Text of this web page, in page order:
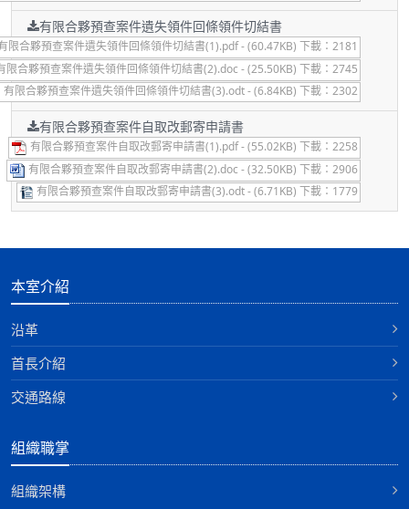
有限合夥預查案件遺失領件回條領件切結書
限合夥預查案件遺失領件回條領件切結書(1).pdf - (60.47KB) 下載：2181
限合夥預查案件遺失領件回條領件切結書(2).doc - (25.50KB) 下載：2745
有限合夥預查案件遺失領件回條領件切結書(3).odt - (6.84KB) 下載：2302
有限合夥預查案件自取改郵寄申請書
有限合夥預查案件自取改郵寄申請書(1).pdf - (55.02KB) 下載：2258
有限合夥預查案件自取改郵寄申請書(2).doc - (32.50KB) 下載：2906
有限合夥預查案件自取改郵寄申請書(3).odt - (6.71KB) 下載：1779
本室介紹
沿革
首長介紹
交通路線
組織職掌
組織架構